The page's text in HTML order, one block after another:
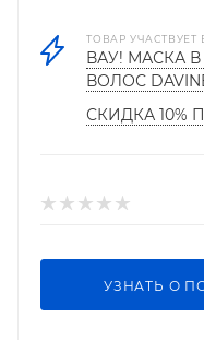
ТОВАР УЧАСТВУЕТ
ВАУ! МАСКА
ВОЛОС
СКИДКА
УЗНАТЬ О